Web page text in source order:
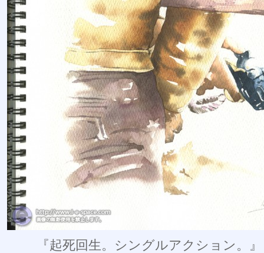
『起死回生。シングルアクション。』